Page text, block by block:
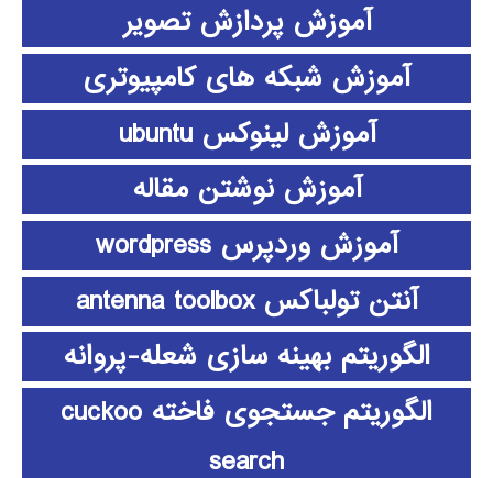
آموزش پردازش تصویر
آموزش شبکه های کامپیوتری
آموزش لینوکس ubuntu
آموزش نوشتن مقاله
آموزش وردپرس wordpress
آنتن تولباکس antenna toolbox
الگوریتم بهینه سازی شعله-پروانه
الگوریتم جستجوی فاخته cuckoo
search